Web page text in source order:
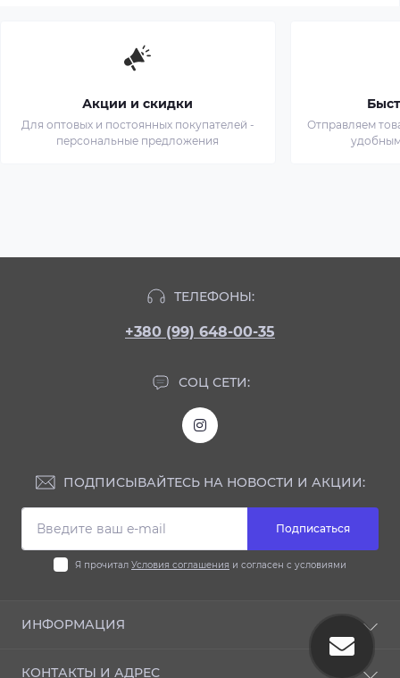
Акции и скидки
Для оптовых и постоянных покупателей -
персональные предложения
Отправляем
ТЕЛЕФОНЫ:
+380 (99) 648-00-35
СОЦ СЕТИ:
ПОДПИСЫВАЙТЕСЬ НА НОВОСТИ И АКЦИИ:
Подписаться
Я прочитал Условия соглашения и согласен с условиями
ИНФОРМАЦИЯ
КОНТАКТЫ И АДРЕС